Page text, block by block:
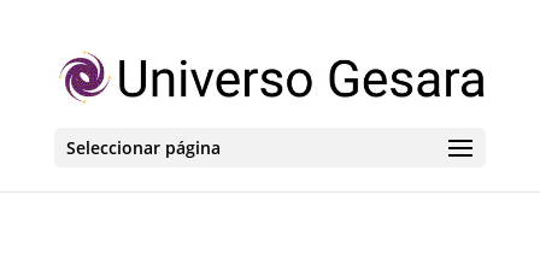
Seleccionar página